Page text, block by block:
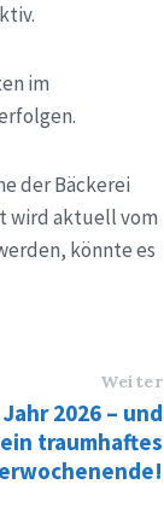
im
der Bäckerei
wird aktuell vom
könnte es
Weiter
2026 – und
traumhaftes